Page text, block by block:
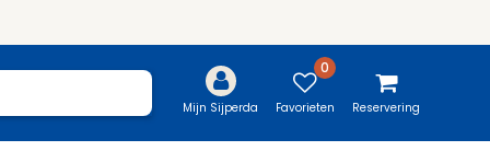
Mijn Sijperda
0
Favorieten Reservering